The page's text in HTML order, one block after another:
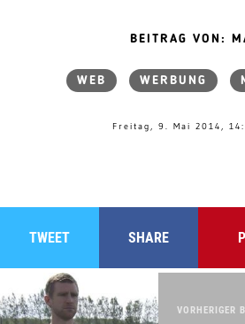
BEITRAG VON:
WEB WERBUNG
Freitag, 9. Mai 2014,
TWEET SHARE
VORHERIGER